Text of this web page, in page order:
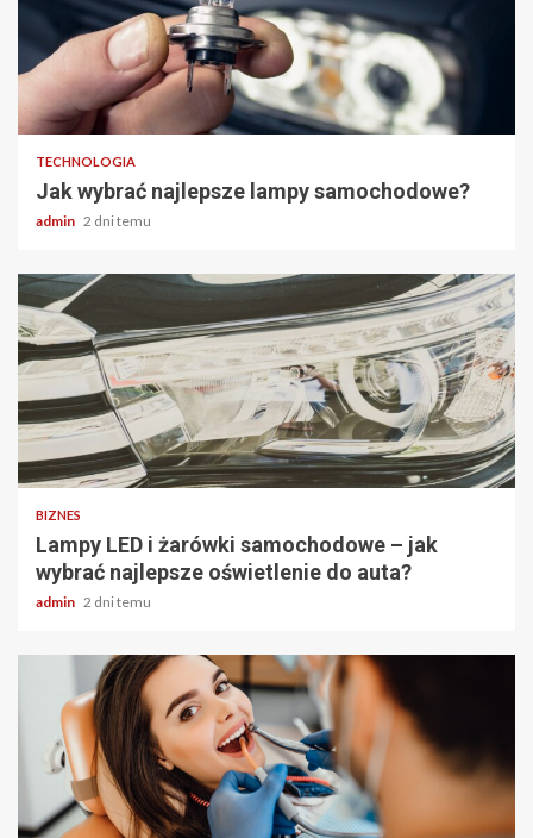
2 min odczytu
TECHNOLOGIA
Jak wybrać najlepsze lampy samochodowe?
admin 2 dni temu
2 min odczytu
BIZNES
Lampy LED i żarówki samochodowe – jak
wybrać najlepsze oświetlenie do auta?
admin 2 dni temu
2 min odczytu